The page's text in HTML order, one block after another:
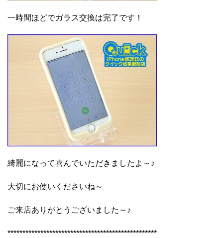
一時間ほどでガラス交換は完了です！
綺麗になって喜んでいただきましたよ～♪
大切にお使いくださいね～
ご来店ありがとうございました～♪
**************************************************